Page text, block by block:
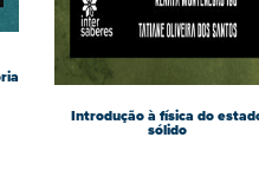
Introdução à física do
sólido